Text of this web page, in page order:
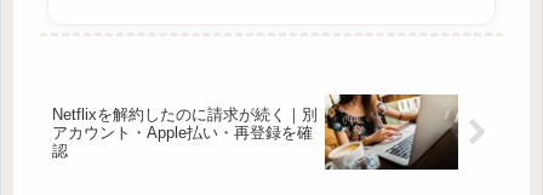
Netflixを解約したのに請求が続く｜別
アカウント・Apple払い・再登録を確
認